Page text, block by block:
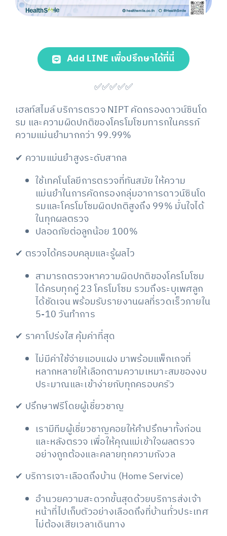
Add LINE เพื่อปรึกษาได้ที่นี่
✅✅✅✅✅
เฮลท์สไมล์ บริการตรวจ NIPT คัดกรองดาวน์ซินโด
รม และความผิดปกติของโครโมโซมทารกในครรภ์
ความแม่นยำมากกว่า 99.99%
✔ ความแม่นยำสูงระดับสากล
ใช้เทคโนโลยีการตรวจที่ทันสมัย ให้ความ
แม่นยำในการคัดกรองกลุ่มอาการดาวน์ซินโด
รมและโครโมโซมผิดปกติสูงถึง 99% มั่นใจได้
ในทุกผลตรวจ
ปลอดภัยต่อลูกน้อย 100%
✔ ตรวจได้ครอบคลุมและรู้ผลไว
สามารถตรวจหาความผิดปกติของโครโมโซม
ได้ครบทุกคู่ 23 โครโมโซม รวมถึงระบุเพศลูก
ได้ชัดเจน พร้อมรับรายงานผลที่รวดเร็วภายใน
5-10 วันทำการ
✔ ราคาโปร่งใส คุ้มค่าที่สุด
ไม่มีค่าใช้จ่ายแอบแฝง มาพร้อมแพ็กเกจที่
หลากหลายให้เลือกตามความเหมาะสมของงบ
ประมาณและเข้าง่ายกับทุกครอบครัว
✔ ปรึกษาฟรีโดยผู้เชี่ยวชาญ
เรามีทีมผู้เชี่ยวชาญคอยให้คำปรึกษาทั้งก่อน
และหลังตรวจ เพื่อให้คุณแม่เข้าใจผลตรวจ
อย่างถูกต้องและคลายทุกความกังวล
✔ บริการเจาะเลือดถึงบ้าน (Home Service)
อำนวยความสะดวกขั้นสุดด้วยบริการส่งเจ้า
หน้าที่ไปเก็บตัวอย่างเลือดถึงที่บ้านทั่วประเทศ
ไม่ต้องเสียเวลาเดินทาง